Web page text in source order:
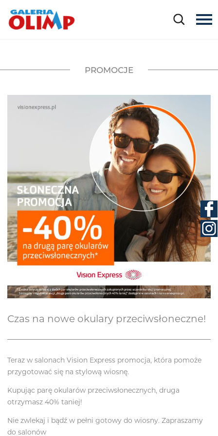
PROMOCJE
Czas na nowe okulary przeciwsłoneczne!
Teraz w salonach Vision Express promocja, która pomoże
przygotować się na stylową wiosnę.
Kupując parę okularów przeciwsłonecznych, druga
otrzymasz 40% taniej!
Nie zwlekaj i bądź w pełni gotowy do wiosny. Zapraszamy
do salonów